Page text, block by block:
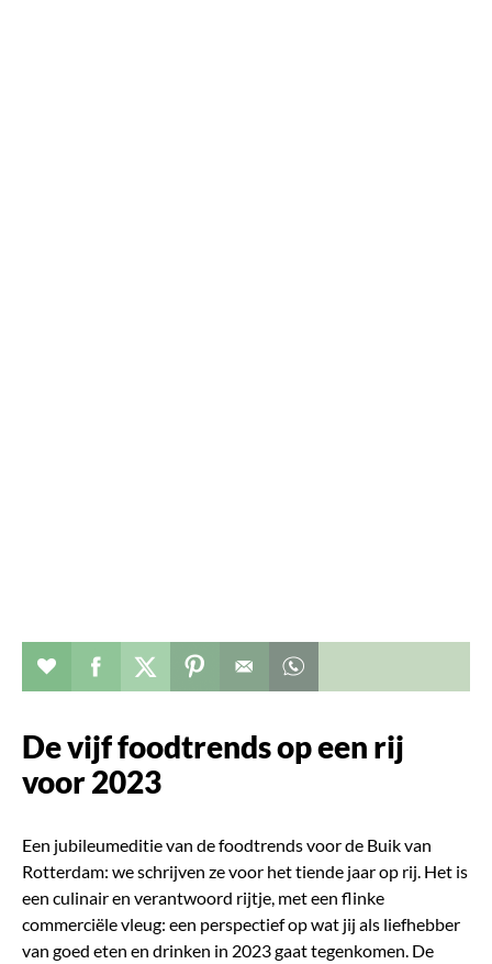
Verhaal toevoegen aan favorieten
Deel dit op facebook
Deel dit op twitter
Deel dit op pinterest
De vijf foodtrends op een rij
voor 2023
Een jubileumeditie van de foodtrends voor de Buik van
Rotterdam: we schrijven ze voor het tiende jaar op rij. Het is
een culinair en verantwoord rijtje, met een flinke
commerciële vleug: een perspectief op wat jij als liefhebber
van goed eten en drinken in 2023 gaat tegenkomen. De